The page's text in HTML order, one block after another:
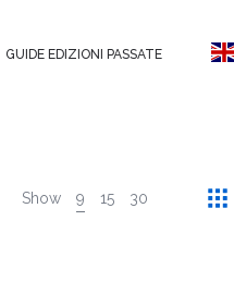
GUIDE EDIZIONI PASSATE
Show 9 15 30